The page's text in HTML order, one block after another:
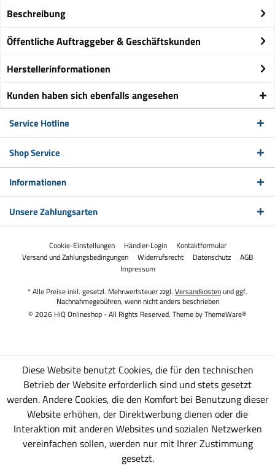
Beschreibung
Öffentliche Auftraggeber & Geschäftskunden
Herstellerinformationen
Kunden haben sich ebenfalls angesehen
Service Hotline
Shop Service
Informationen
Unsere Zahlungsarten
Cookie-Einstellungen Händler-Login
Kontaktformular
Versand und Zahlungsbedingungen
Widerrufsrecht Datenschutz
AGB
Impressum
* Alle Preise inkl. gesetzl. Mehrwertsteuer zzgl. Versandkostenund ggf.
Nachnahmegebühren, wenn nicht anders beschrieben
© 2026 HiQ Onlineshop - All Rights Reserved. Theme byThemeWare®
Diese Website benutzt Cookies, die für den technischen
Betrieb der Website erforderlich sind und stets gesetzt
werden. Andere Cookies, die den Komfort bei Benutzung dieser
Website erhöhen, der Direktwerbung dienen oder die
Interaktion mit anderen Websites und sozialen Netzwerken
vereinfachen sollen, werden nur mit Ihrer Zustimmung
gesetzt.